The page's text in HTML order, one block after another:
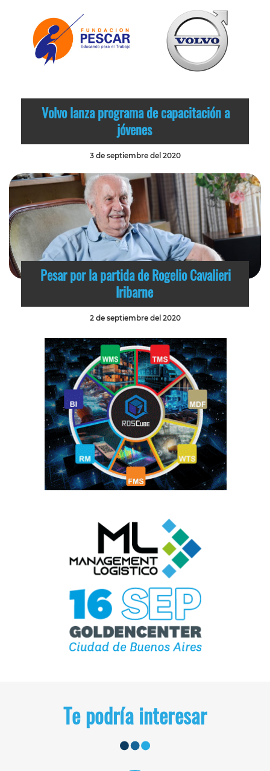
Volvo lanza programa de capacitación a
jóvenes
3 de septiembre del 2020
Pesar por la partida de Rogelio Cavalieri
Iribarne
2 de septiembre del 2020
Te podría interesar